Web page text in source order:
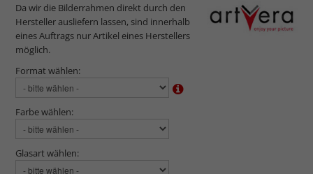
Da wir die Bilderrahmen direkt durch den
Hersteller ausliefern lassen, sind innerhalb
eines Auftrags nur Artikel eines Herstellers
möglich.
Format wählen:
Farbe wählen:
Glasart wählen: